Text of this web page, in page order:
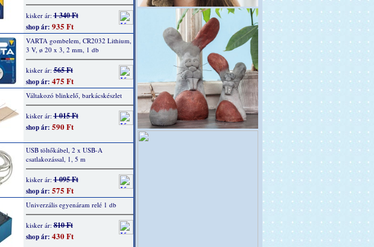
kisker ár:1 340 Ft
shop ár: 935 Ft
VARTA gombelem, CR2032 Lithium,
3 V, ø 20 x 3, 2 mm, 1 db
kisker ár:565 Ft
shop ár: 475 Ft
Váltakozó blinkelő, barkácskészlet
kisker ár:1 015 Ft
shop ár: 590 Ft
USB töltőkábel, 2 x USB-A
csatlakozással, 1, 5 m
kisker ár:1 095 Ft
shop ár: 575 Ft
Univerzális egyenáram relé 1 db
kisker ár:810 Ft
shop ár: 430 Ft